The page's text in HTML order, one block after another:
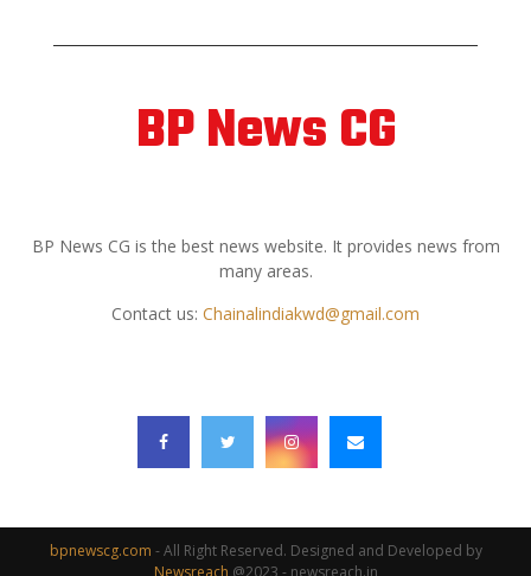
BP News CG
BP News CG is the best news website. It provides news from
many areas.
Contact us: Chainalindiakwd@gmail.com
bpnewscg.com - All Right Reserved. Designed and Developed by
Newsreach @2023 - newsreach.in